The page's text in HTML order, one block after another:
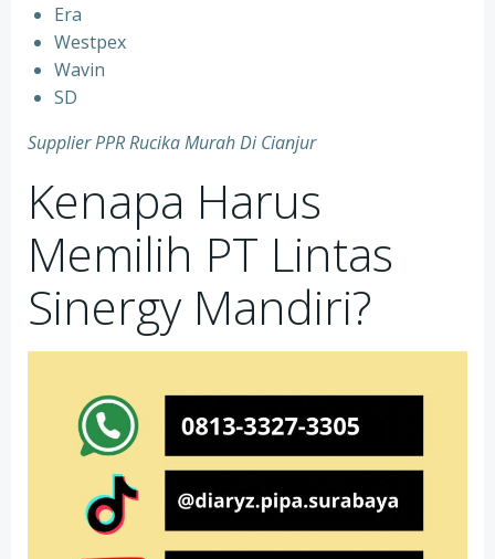
⁠Era
⁠Westpex
⁠Wavin
⁠SD
Supplier PPR Rucika Murah Di Cianjur
Kenapa Harus
Memilih PT Lintas
Sinergy Mandiri?